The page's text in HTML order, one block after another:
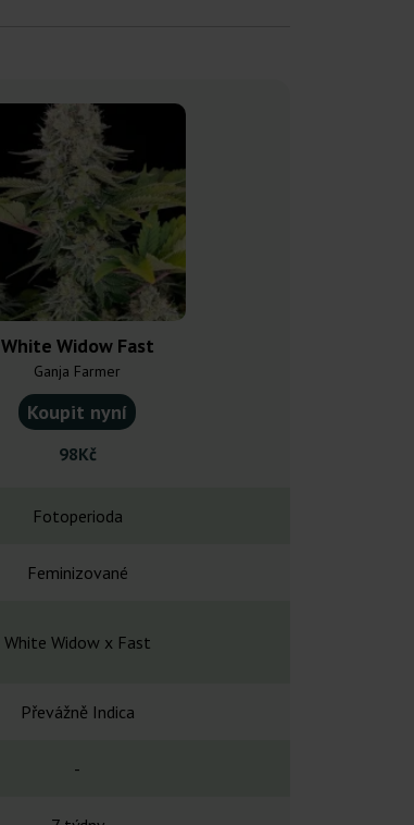
White Widow Fast
Ganja Farmer
Koupit nyní
98Kč
Fotoperioda
Feminizované
White Widow x Fast
Převážně Indica
-